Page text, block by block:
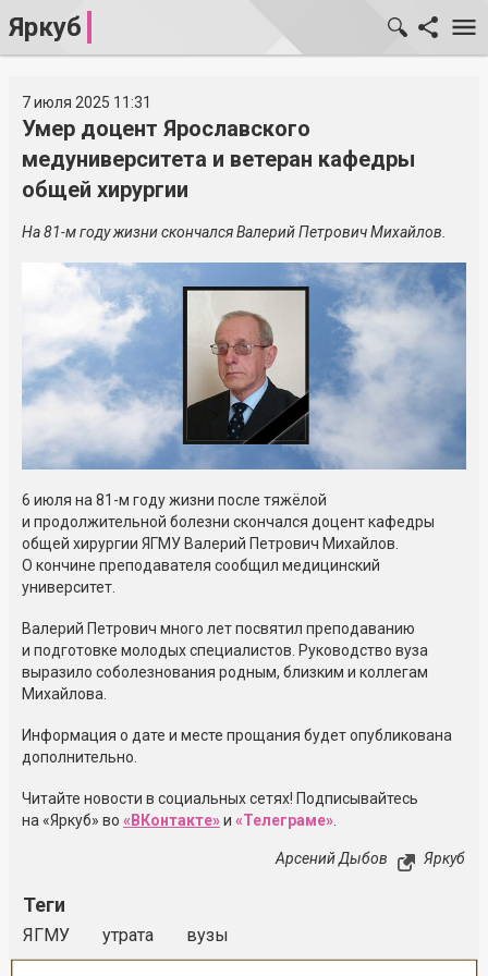
Яркуб
7 июля 2025 11:31
Умер доцент Ярославского
медуниверситета и ветеран кафедры
общей хирургии
На 81-м году жизни скончался Валерий Петрович Михайлов.
6 июля на 81-м году жизни после тяжёлой
и продолжительной болезни скончался доцент кафедры
общей хирургии ЯГМУ Валерий Петрович Михайлов.
О кончине преподавателя сообщил медицинский
университет.
Валерий Петрович много лет посвятил преподаванию
и подготовке молодых специалистов. Руководство вуза
выразило соболезнования родным, близким и коллегам
Михайлова.
Информация о дате и месте прощания будет опубликована
дополнительно.
Читайте новости в социальных сетях! Подписывайтесь
на «Яркуб» во «ВКонтакте»и «Телеграме».
Арсений Дыбов Яркуб
Теги
ЯГМУ утрата вузы